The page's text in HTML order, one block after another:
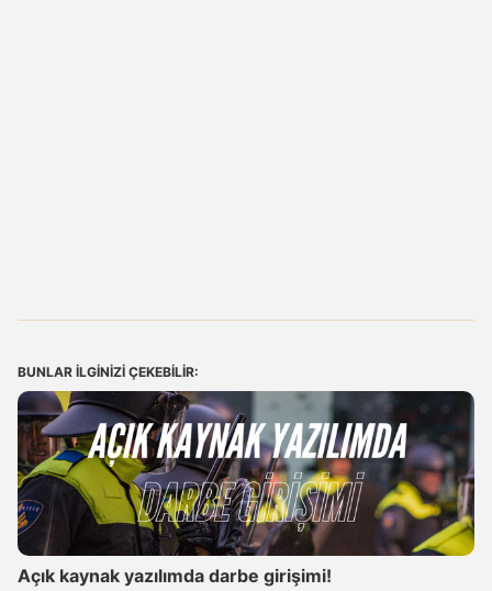
BUNLAR ILGINIZI ÇEKEBILIR:
Açık kaynak yazılımda darbe girişimi!